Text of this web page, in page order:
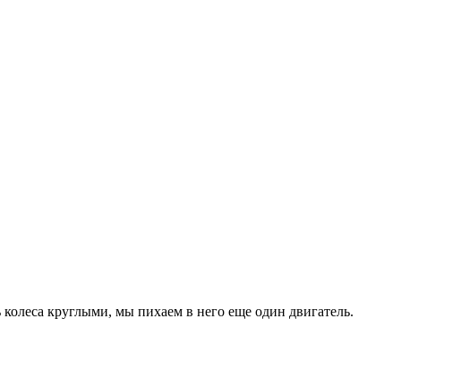
круглыми, мы пихаем в него еще один двигатель.